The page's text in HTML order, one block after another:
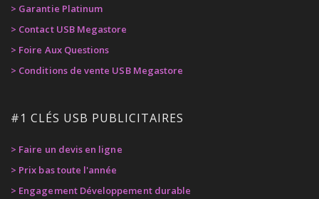
> Garantie Platinum
> Contact USB Megastore
> Foire Aux Questions
> Conditions de vente USB Megastore
#1 CLÉS USB PUBLICITAIRES
> Faire un devis en ligne
> Prix bas toute l'année
> Engagement Développement durable